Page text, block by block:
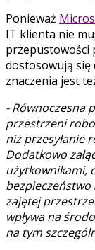
Ponieważ
IT klienta nie
przepustowości
dostosowują się
znaczenia jest
- Równoczesna
przestrzeni
niż przesyłanie
Dodatkowo
użytkownikami,
zajętej
wpływa na
na tym